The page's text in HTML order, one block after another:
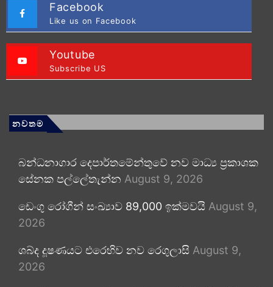
Facebook
Like us on Facebook
Youtube
Subscribe US
නවතම
බන්ධනාගාර දෙපාර්තමේන්තුවේ නව මාධ්‍ය ප්‍රකාශක
සේනක පල්ලේතැන්න August 9, 2026
ඩෙංගු රෝගීන් සංඛ්‍යාව 89,000 ඉක්මවයි August 9,
2026
ශබ්ද දූෂණයට එරෙහිව නව රෙගුලාසි August 9,
2026